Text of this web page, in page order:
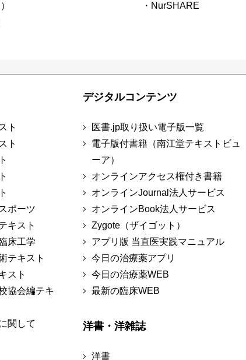
・NurSHARE
ト
ト
ポーツ
キスト
床工学
テキスト
スト
協会編テキ
関して
デジタルコンテンツ
医書.jp取り扱い電子版一覧
電子版付書籍（南江堂テキストビュ
ーア）
オンラインアクセス権付き書籍
オンラインJournal法人サービス
オンラインBook法人サービス
Zygote（ザイゴット）
アプリ版 当直医実践マニュアル
今日の治療薬アプリ
今日の治療薬WEB
最新の臨床WEB
洋書・洋雑誌
洋書